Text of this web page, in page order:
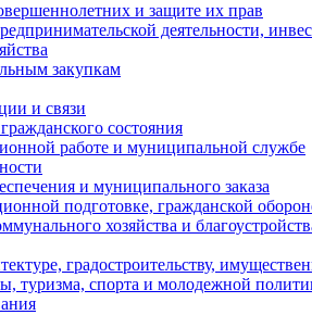
и защите их прав
деятельности,
закупкам
и связи
состояния
работе и муниципальной службе
и муниципального заказа
подготовке, гражданской
хозяйства и
градостроительству,
туризма, спорта и молодежной